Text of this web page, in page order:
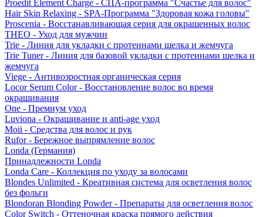
Proedit Element Charge - СПА-программа "Счастье для волос"
Hair Skin Relaxing - SPA-Программа "Здоровая кожа головы"
Proscenia - Восстанавливающая серия для окрашенных волос
THEO - Уход для мужчин
Trie - Линия для укладки с протеинами шелка и жемчуга
Trie Tuner - Линия для базовой укладки с протеинами шелка и
жемчуга
Viege - Антивозростная органическая серия
Locor Serum Color - Восстановление волос во время
окрашивания
One - Премиум уход
Luviona - Окрашивание и anti-age уход
Moii - Средства для волос и рук
Rufor - Бережное выпрямление волос
Londa (Германия)
Принадлежности Londa
Londa Care - Коллекция по уходу за волосами
Blondes Unlimited - Креативная система для осветления волос
без фольги
Blondoran Blonding Powder - Препараты для осветления волос
Color Switch - Оттеночная краска прямого действия